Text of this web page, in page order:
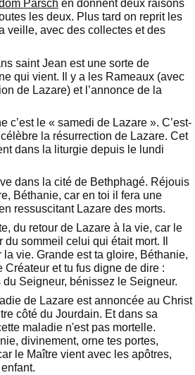
Parsch en donnent deux raisons
les deux. Plus tard on reprit les
veille, avec des collectes et des
saint Jean est une sorte de
qui vient. Il y a les Rameaux (avec
de Lazare) et l’annonce de la
c’est le « samedi de Lazare ». C’est-
la résurrection de Lazare. Cet
dans la liturgie depuis le lundi
dans la cité de Bethphagé. Réjouis
Béthanie, car en toi il fera une
ressuscitant Lazare des morts.
du retour de Lazare à la vie, car le
sommeil celui qui était mort. Il
la vie. Grande est ta gloire, Béthanie,
Créateur et tu fus digne de dire :
Seigneur, bénissez le Seigneur.
de Lazare est annoncée au Christ
côté du Jourdain. Et dans sa
maladie n'est pas mortelle.
divinement, orne tes portes,
le Maître vient avec les apôtres,